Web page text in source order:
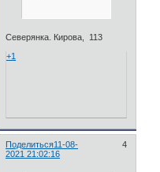
Северянка. Кирова, 113
+1
Поделиться 4
11-08-
2021 21:02:16